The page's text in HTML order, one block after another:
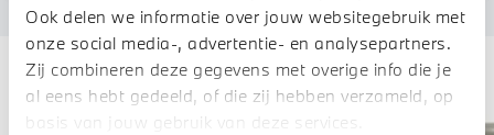
Ook delen we informatie over jouw websitegebruik met
onze social media-, advertentie- en analysepartners.
Zij combineren deze gegevens met overige info die je
al eens hebt gedeeld, of die zij hebben verzameld, op
basis van jouw gebruik van deze services.
Deze zijn vergelijkbaar
1,99% renteactie